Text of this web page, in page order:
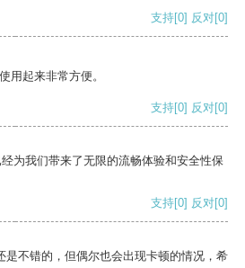
支持[0] 反对[0]
用起来非常方便。
支持[0] 反对[0]
为我们带来了无限的流畅体验和安全性保
支持[0] 反对[0]
是不错的，但偶尔也会出现卡顿的情况，希